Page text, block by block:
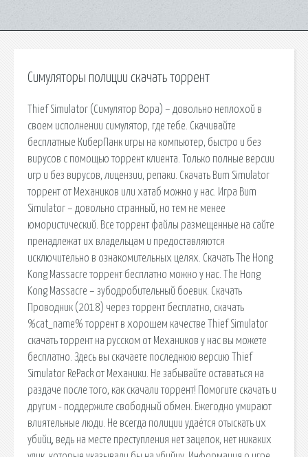
Симуляторы полиции скачать торрент
Thief Simulator (Симулятор Вора) – довольно неплохой в
своем исполнении симулятор, где тебе. Скачивайте
бесплатные КиберПанк игры на компьютер, быстро и без
вирусов с помощью торрент клиента. Только полные версии
игр и без вирусов, лицензии, репаки. Скачать Bum Simulator
торрент от Механиков или хатаб можно у нас. Игра Bum
Simulator – довольно странный, но тем не менее
юмористический. Все торрент файлы размещенные на сайте
пренадлежат их владельцам и предоставляются
исключительно в ознакомительных целях. Скачать The Hong
Kong Massacre торрент бесплатно можно у нас. The Hong
Kong Massacre – зубодробительный боевик. Скачать
Проводник (2018) через торрент бесплатно, скачать
%cat_name% торрент в хорошем качестве Thief Simulator
скачать торрент на русском от Механиков у нас вы можете
бесплатно. Здесь вы скачаете последнюю версию Thief
Simulator RePack от Механики. Не забывайте оставаться на
раздаче после того, как скачали торрент! Помогите скачать и
другим - поддержите свободный обмен. Ежегодно умирают
влиятельные люди. Не всегда полиции удаётся отыскать их
убийц, ведь на месте преступления нет зацепок, нет никаких